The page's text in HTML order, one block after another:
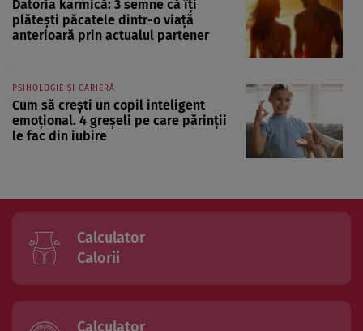
Datoria karmică: 3 semne că îți
plătești păcatele dintr-o viață
anterioară prin actualul partener
PSIHOLOGIE ȘI CARIERĂ
Cum să crești un copil inteligent
emoțional. 4 greșeli pe care părinții
le fac din iubire
Calculator
Calorii
Calculator